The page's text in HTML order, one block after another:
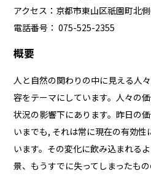
アクセス：京都市東山区祇園町北
電話番号： 075-525-2355
概要
人と自然の関わりの中に見える人
容をテーマにしています。人々の
状況の影響下にあります。昨日の
いまでも, それは常に現在の有効
います。その変化に飲み込まれる
景、もうすでに失ってしまったも